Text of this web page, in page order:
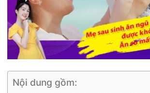
Nội dung gồm: